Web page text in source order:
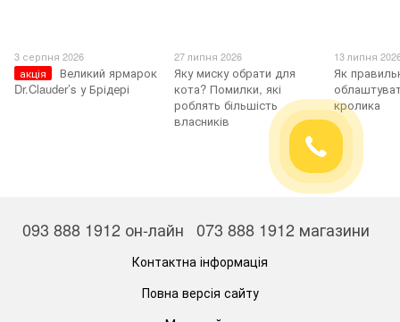
3 серпня 2026
акція
Великий ярмарок
Dr.Clauder’s у Брідері
27 липня 2026
Яку миску обрати для
кота? Помилки, які
роблять більшість
власників
13 липня
Як
кролика
093 888 1912 он-лайн 073 888 1912 магазини
Контактна інформація
Повна версія сайту